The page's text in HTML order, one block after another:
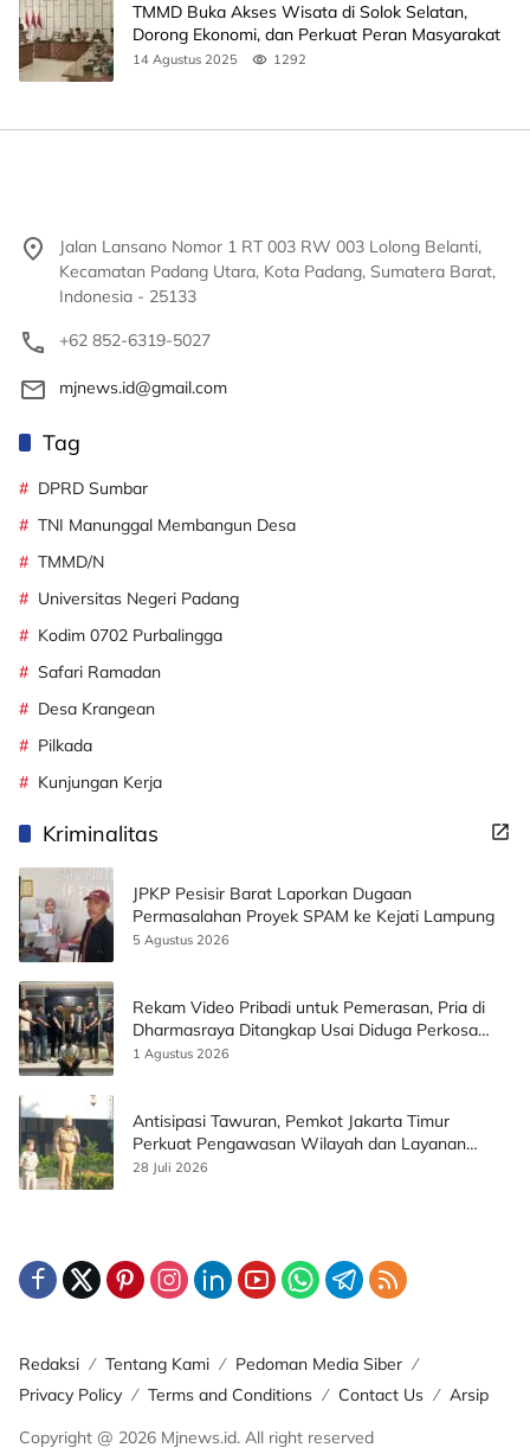
TMMD Buka Akses Wisata di Solok Selatan,
Dorong Ekonomi, dan Perkuat Peran Masyarakat
14 Agustus 2025 1292
Jalan Lansano Nomor 1 RT 003 RW 003 Lolong Belanti,
Kecamatan Padang Utara, Kota Padang, Sumatera Barat,
Indonesia - 25133
+62 852-6319-5027
mjnews.id@gmail.com
Tag
DPRD Sumbar
TNI Manunggal Membangun Desa
TMMD/N
Universitas Negeri Padang
Kodim 0702 Purbalingga
Safari Ramadan
Desa Krangean
Pilkada
Kunjungan Kerja
Kriminalitas
JPKP Pesisir Barat Laporkan Dugaan
Permasalahan Proyek SPAM ke Kejati Lampung
5 Agustus 2026
Rekam Video Pribadi untuk Pemerasan, Pria di
Dharmasraya Ditangkap Usai Diduga Perkosa
Korban
1 Agustus 2026
Antisipasi Tawuran, Pemkot Jakarta Timur
Perkuat Pengawasan Wilayah dan Layanan
Publik
28 Juli 2026
Redaksi Tentang Kami
Pedoman Media Siber
Privacy Policy
Terms and Conditions Contact Us
Arsip
Copyright @ 2026 Mjnews.id. All right reserved